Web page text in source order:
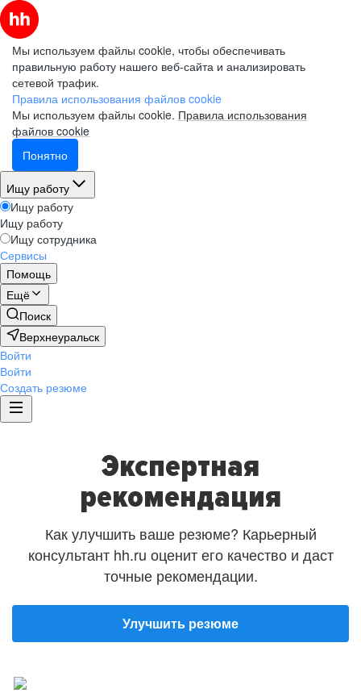
Мы используем файлы cookie, чтобы обеспечивать
правильную работу нашего веб-сайта и анализировать
сетевой трафик.
Правила использования файлов cookie
Мы используем файлы cookie. Правила использования
файлов cookie
Понятно
Ищу работу
Ищу работу
Ищу работу
Ищу сотрудника
Сервисы
Помощь
Ещё
Поиск
Верхнеуральск
Войти
Войти
Создать резюме
Экспертная
рекомендация
Как улучшить ваше резюме? Карьерный
консультант hh.ru оценит его качество и даст
точные рекомендации.
Улучшить резюме